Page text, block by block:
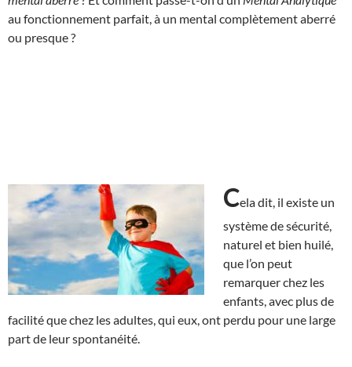
au fonctionnement parfait, à un mental complètement aberré
ou presque ?
Cela dit, il existe un
système de sécurité,
naturel et bien huilé,
que l’on peut
remarquer chez les
enfants, avec plus de
facilité que chez les adultes, qui eux, ont perdu pour une large
part de leur spontanéité.